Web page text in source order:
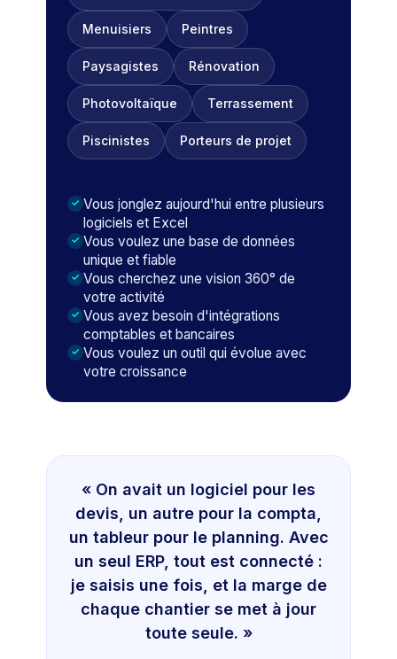
Menuisiers Peintres
Paysagistes Rénovation
Photovoltaïque Terrassement
Piscinistes Porteurs de projet
Vous jonglez aujourd'hui entre plusieurs
logiciels et Excel
Vous voulez une base de données
unique et fiable
Vous cherchez une vision 360° de
votre activité
Vous avez besoin d'intégrations
comptables et bancaires
Vous voulez un outil qui évolue avec
votre croissance
« On avait un logiciel pour les
devis, un autre pour la compta,
un tableur pour le planning. Avec
un seul ERP, tout est connecté :
je saisis une fois, et la marge de
chaque chantier se met à jour
toute seule. »